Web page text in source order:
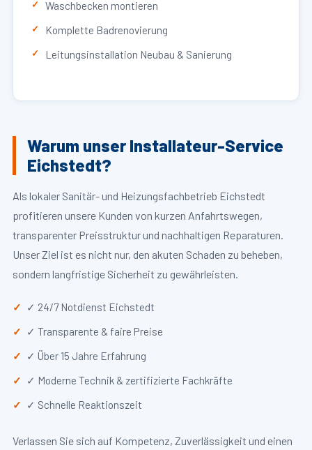
Waschbecken montieren
Komplette Badrenovierung
Leitungsinstallation Neubau & Sanierung
Warum unser Installateur-Service
Eichstedt?
Als lokaler Sanitär- und Heizungsfachbetrieb Eichstedt
profitieren unsere Kunden von kurzen Anfahrtswegen,
transparenter Preisstruktur und nachhaltigen Reparaturen.
Unser Ziel ist es nicht nur, den akuten Schaden zu beheben,
sondern langfristige Sicherheit zu gewährleisten.
✓ 24/7 Notdienst Eichstedt
✓ Transparente & faire Preise
✓ Über 15 Jahre Erfahrung
✓ Moderne Technik & zertifizierte Fachkräfte
✓ Schnelle Reaktionszeit
Verlassen Sie sich auf Kompetenz, Zuverlässigkeit und einen